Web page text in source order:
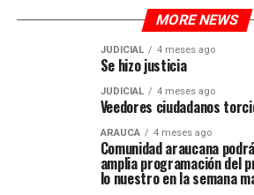
MORE NEWS
JUDICIAL 4 meses ago
Se hizo justicia
JUDICIAL 4 meses ago
Veedores ciudadanos
ARAUCA 4 meses ago
Comunidad araucana
amplia programación del
lo nuestro en la semana